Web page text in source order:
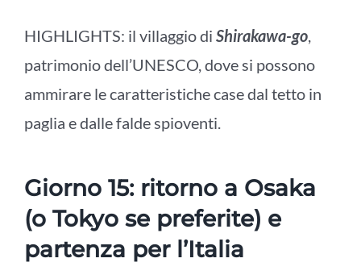
HIGHLIGHTS: il villaggio di Shirakawa-go,
patrimonio dell’UNESCO, dove si possono
ammirare le caratteristiche case dal tetto in
paglia e dalle falde spioventi.
Giorno 15: ritorno a Osaka
(o Tokyo se preferite) e
partenza per l’Italia